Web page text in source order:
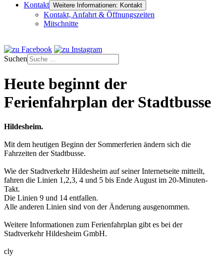
Kontakt Weitere Informationen: Kontakt
Kontakt, Anfahrt & Öffnungszeiten
Mitschnitte
Suchen
Heute beginnt der
Ferienfahrplan der Stadtbusse
Hildesheim.
Mit dem heutigen Beginn der Sommerferien ändern sich die
Fahrzeiten der Stadtbusse.
Wie der Stadtverkehr Hildesheim auf seiner Internetseite mitteilt,
fahren die Linien 1,2,3, 4 und 5 bis Ende August im 20-Minuten-
Takt.
Die Linien 9 und 14 entfallen.
Alle anderen Linien sind von der Änderung ausgenommen.
Weitere Informationen zum Ferienfahrplan gibt es bei der
Stadtverkehr Hildesheim GmbH.
cly